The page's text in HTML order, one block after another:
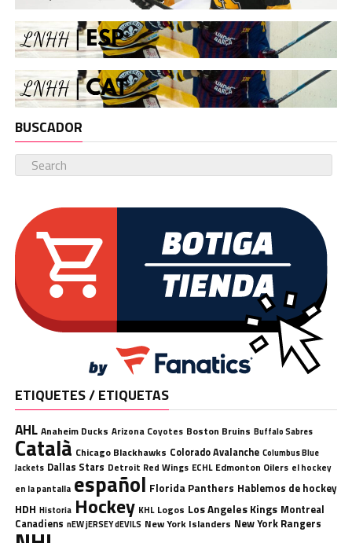
BUSCADOR
ETIQUETES / ETIQUETAS
AHL Anaheim Ducks Arizona Coyotes Boston Bruins Buffalo Sabres
Català Chicago Blackhawks Colorado Avalanche Columbus Blue
Jackets Dallas Stars Detroit Red Wings ECHL Edmonton Oilers el hockey
en la pantalla español Florida Panthers Hablemos de hockey
HDH Historia Hockey KHL Logos Los Angeles Kings Montreal
Canadiens nEW jERSEY dEVILS New York Islanders New York Rangers